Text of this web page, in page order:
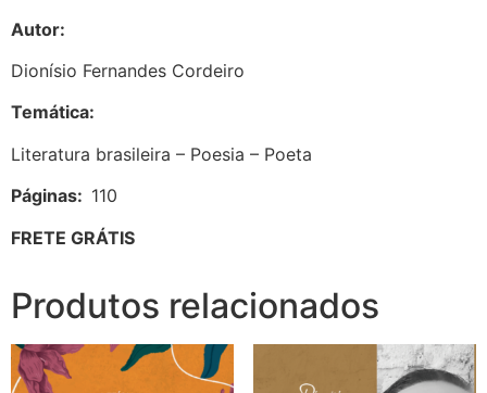
Autor:
Dionísio Fernandes Cordeiro
Temática:
Literatura brasileira – Poesia – Poeta
Páginas: 110
FRETE GRÁTIS
Produtos relacionados